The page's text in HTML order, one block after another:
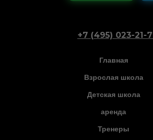
+7 (495) 023-21-
Тренеры
аренда
Детская школа
Взрослая школа
Главная